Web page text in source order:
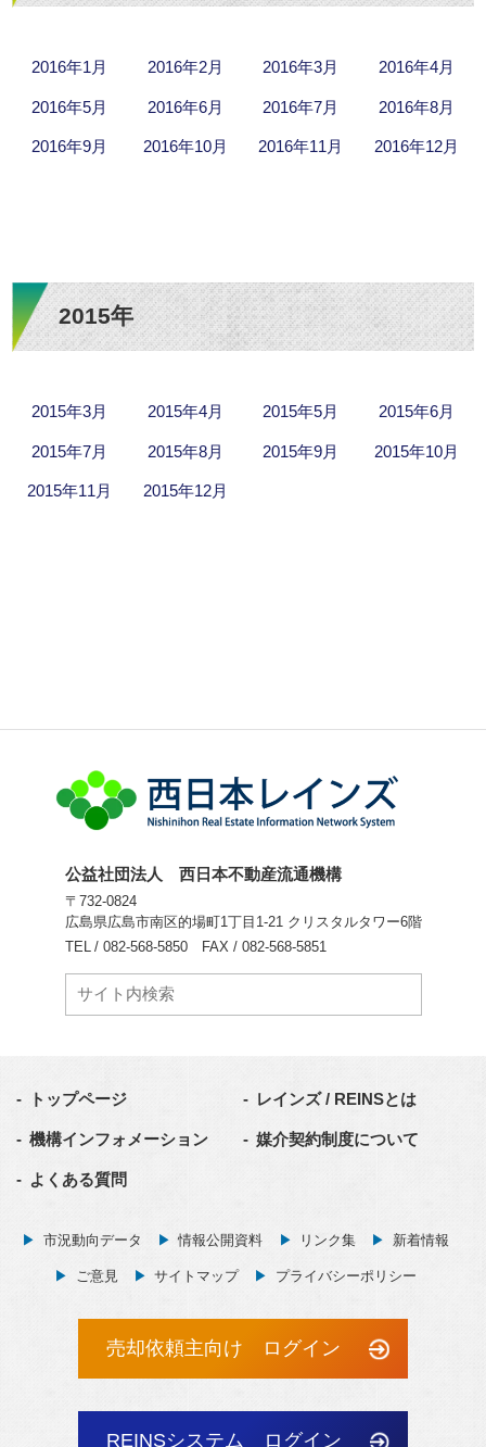
2016年1月 2016年2月 2016年3月 2016年4月
2016年5月 2016年6月 2016年7月 2016年8月
2016年9月 2016年10月 2016年11月 2016年12月
2015年
2015年3月 2015年4月 2015年5月 2015年6月
2015年7月 2015年8月 2015年9月 2015年10月
2015年11月 2015年12月
公益社団法人 西日本不動産流通機構
〒732-0824
広島県広島市南区的場町1丁目1-21 クリスタルタワー6階
TEL
082-568-5850 FAX 082-568-5851
トップページ レインズ / REINSとは
機構インフォメーション 媒介契約制度について
よくある質問
市況動向データ 情報公開資料 リンク集 新着情報
ご意見 サイトマップ プライバシーポリシー
売却依頼主向け ログイン
REINSシステム ログイン